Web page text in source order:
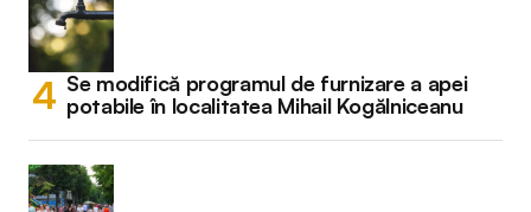
Se modifică programul de furnizare a apei
potabile în localitatea Mihail Kogălniceanu